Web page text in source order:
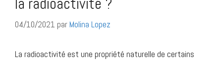
la radioactivité ?
04/10/2021 par Molina Lopez
La radioactivité est une propriété naturelle de certains